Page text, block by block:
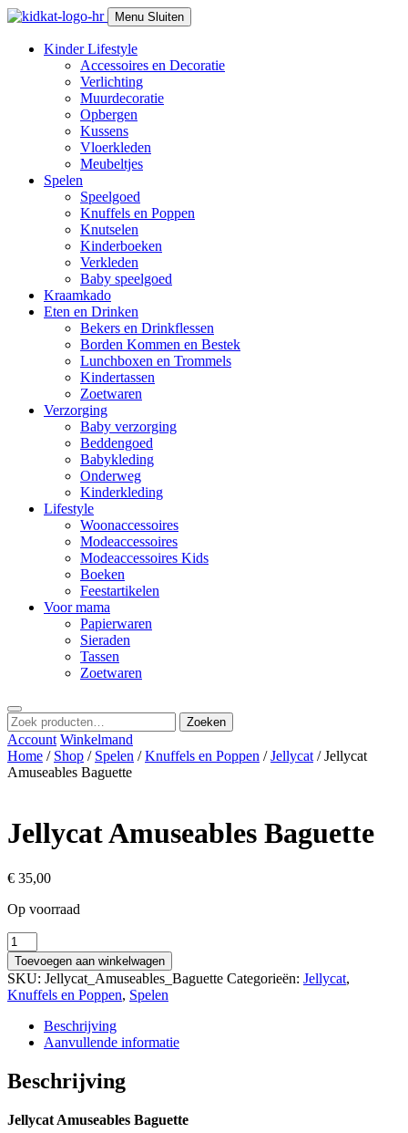
Skip
content
Menu Sluiten
Kinder Lifestyle
Accessoires en Decoratie
Verlichting
Muurdecoratie
Opbergen
Kussens
Vloerkleden
Meubeltjes
Spelen
Speelgoed
Knuffels en Poppen
Knutselen
Kinderboeken
Verkleden
Baby speelgoed
Kraamkado
Eten en Drinken
Bekers en Drinkflessen
Borden Kommen en Bestek
Lunchboxen en Trommels
Kindertassen
Zoetwaren
Verzorging
Baby verzorging
Beddengoed
Babykleding
Onderweg
Kinderkleding
Lifestyle
Woonaccessoires
Modeaccessoires
Modeaccessoires Kids
Boeken
Feestartikelen
Voor mama
Papierwaren
Sieraden
Tassen
Zoetwaren
Zoeken
naar:
Zoeken
Account Winkelmand
Home / Shop / Spelen /Knuffels en Poppen /Jellycat / Jellycat
Amuseables Baguette
Jellycat Amuseables Baguette
€ 35,00
Op voorraad
Jellycat
Amuseables
Baguette
aantal
Toevoegen aan winkelwagen
SKU: Jellycat_Amuseables_Baguette Categorieën: Jellycat,
Knuffels en Poppen, Spelen
Beschrijving
Aanvullende informatie
Beschrijving
Jellycat Amuseables Baguette